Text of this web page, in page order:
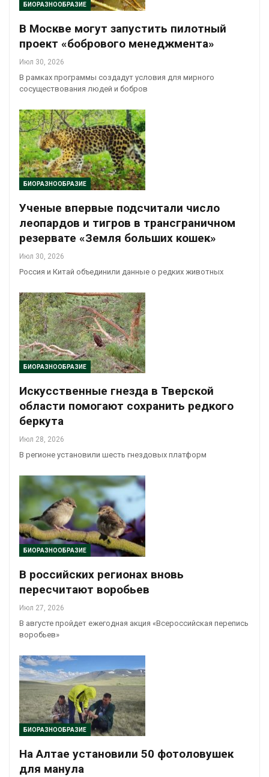
БИОРАЗНООБРАЗИЕ
В Москве могут запустить пилотный
проект «бобрового менеджмента»
Июл 30, 2026
В рамках программы создадут условия для мирного
сосуществования людей и бобров
БИОРАЗНООБРАЗИЕ
Ученые впервые подсчитали число
леопардов и тигров в трансграничном
резервате «Земля больших кошек»
Июл 30, 2026
Россия и Китай объединили данные о редких животных
БИОРАЗНООБРАЗИЕ
Искусственные гнезда в Тверской
области помогают сохранить редкого
беркута
Июл 28, 2026
В регионе установили шесть гнездовых платформ
БИОРАЗНООБРАЗИЕ
В российских регионах вновь
пересчитают воробьев
Июл 27, 2026
В августе пройдет ежегодная акция «Всероссийская перепись
воробьев»
БИОРАЗНООБРАЗИЕ
На Алтае установили 50 фотоловушек
для манула